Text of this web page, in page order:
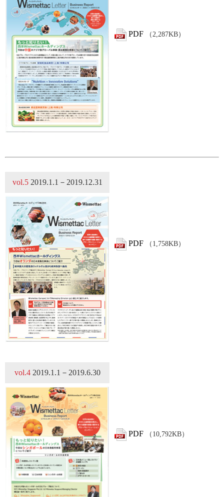
PDF （2,287KB）
vol.5 2019.1.1－2019.12.31
PDF （1,758KB）
vol.4 2019.1.1－2019.6.30
PDF （10,792KB）